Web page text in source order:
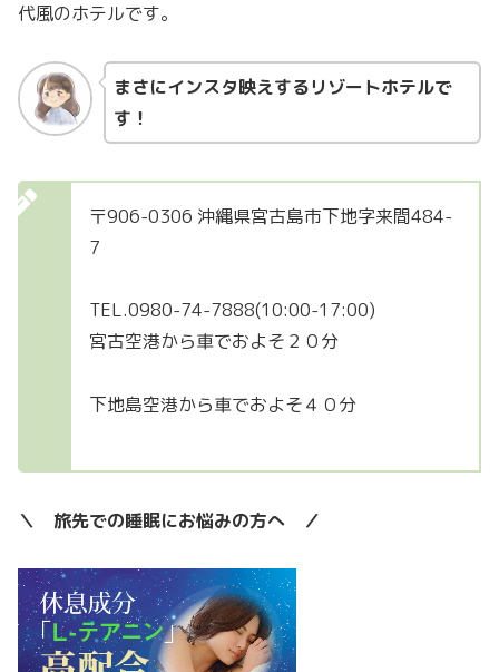
代風のホテルです。
まさにインスタ映えするリゾートホテルで
す！
〒906-0306 沖縄県宮古島市下地字来間484-
7
TEL.0980-74-7888(10:00-17:00)
宮古空港から車でおよそ２０分
下地島空港から車でおよそ４０分
＼ 旅先での睡眠にお悩みの方へ ／